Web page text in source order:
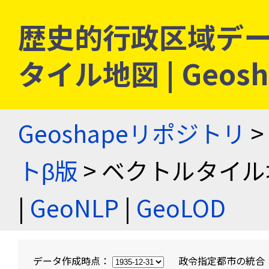
歴史的行政区域デ
タイル地図 |
Geoshapeリポジトリ >
トβ版 > ベクトルタイ
| GeoNLP | GeoLOD
データ作成時点： 政令指定都市の統